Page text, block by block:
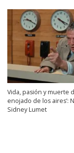
Vida, pasión y muerte
enojado de los aires’:
Sidney Lumet